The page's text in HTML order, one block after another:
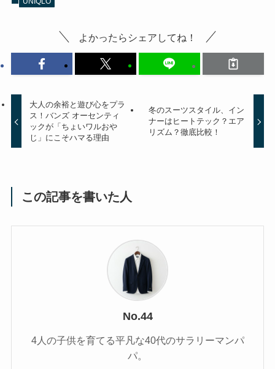
よかったらシェアしてね！
大人の余裕と遊び心をプラ
ス！バンズ オーセンティ
ックが「ちょいワルおや
じ」にこそハマる理由
冬のスーツスタイル、イン
ナーはヒートテック？エア
リズム？徹底比較！
この記事を書いた人
No.44
4人の子供を育てる平凡な40代のサラリーマンパ
パ。